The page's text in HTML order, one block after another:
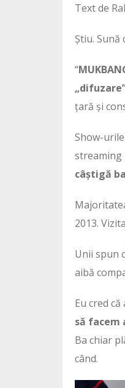
Text de
Știu. Sună
“
țară și
Show-
streaming
câștigă
2013.
Unii spun
aibă
Eu cred
să facem
Ba chiar
când.